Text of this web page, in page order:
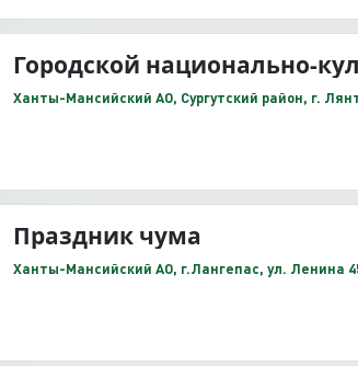
Городской национально-
Ханты-Мансийский АО, Сургутский район, г.
Праздник чума
Ханты-Мансийский АО, г.Лангепас, ул. Ленина